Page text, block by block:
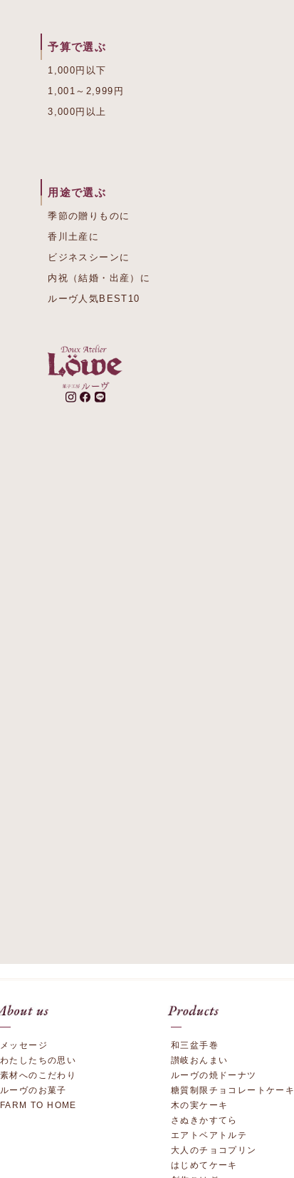
予算で選ぶ
1,000円以下
1,001～2,999円
3,000円以上
用途で選ぶ
季節の贈りものに
香川土産に
ビジネスシーンに
内祝（結婚・出産）に
ルーヴ人気BEST10
メッセージ
わたしたちの思い
素材へのこだわり
ルーヴのお菓子
FARM TO HOME
和三盆手巻
讃岐おんまい
ルーヴの焼ドーナツ
糖質制限チョコレートケーキ
木の実ケーキ
さぬきかすてら
エアトベアトルテ
大人のチョコプリン
はじめてケーキ